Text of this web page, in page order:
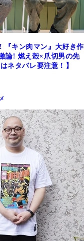
『キン肉マン』大好き作
論! 燃え殻×爪切男の先
ネタバレ要注意！】